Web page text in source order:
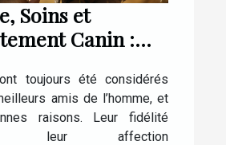
Soins et
Canin :
toujours été considérés
amis de l’homme, et
raisons. Leur fidélité
leur affection